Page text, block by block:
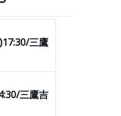
三鷹
三鷹吉